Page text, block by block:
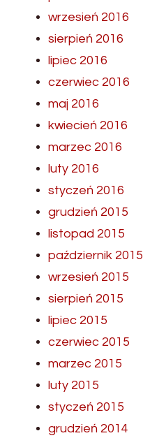
wrzesień 2016
sierpień 2016
lipiec 2016
czerwiec 2016
maj 2016
kwiecień 2016
marzec 2016
luty 2016
styczeń 2016
grudzień 2015
listopad 2015
październik 2015
wrzesień 2015
sierpień 2015
lipiec 2015
czerwiec 2015
marzec 2015
luty 2015
styczeń 2015
grudzień 2014